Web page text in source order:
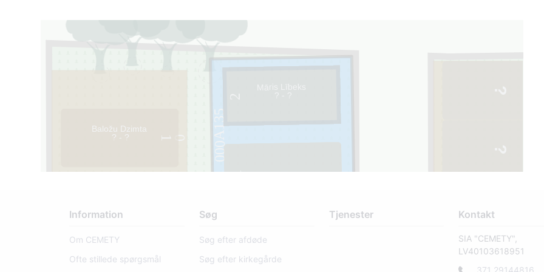
0 000A135
1
1
Baložu Dzimta
? - ?
Information
Om CEMETY
Ofte stillede spørgsmål
Søg
Søg efter afdøde
Søg efter kirkegårde
Tjenester Kontakt
SIA "CEMETY",
LV40103618951